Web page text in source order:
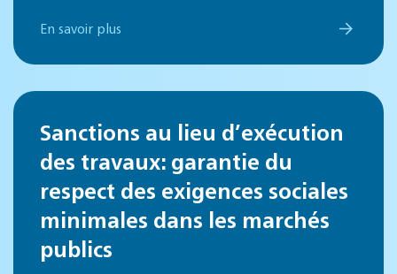
En savoir plus
Sanctions au lieu d’exécution
des travaux: garantie du
respect des exigences sociales
minimales dans les marchés
publics